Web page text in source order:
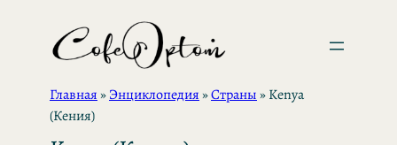
содержимому
Главная»Энциклопедия»Страны»Kenya
(Кения)